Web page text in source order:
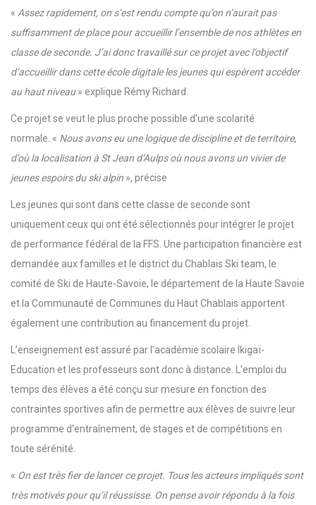
« Assez rapidement, on s’est rendu compte qu’on n’aurait pas
suffisamment de place pour accueillir l’ensemble de nos athlètes en
classe de seconde. J’ai donc travaillé sur ce projet avec l’objectif
d’accueillir dans cette école digitale les jeunes qui espèrent accéder
au haut niveau» explique Rémy Richard.
Ce projet se veut le plus proche possible d’une scolarité
normale. « Nous avons eu une logique de discipline et de territoire,
d’où la localisation à St Jean d’Aulps où nous avons un vivier de
jeunes espoirs du ski alpin », précise
Les jeunes qui sont dans cette classe de seconde sont
uniquement ceux qui ont été sélectionnés pour intégrer le projet
de performance fédéral de la FFS. Une participation financière est
demandée aux familles et le district du Chablais Ski team, le
comité de Ski de Haute-Savoie, le département de la Haute Savoie
et la Communauté de Communes du Haut Chablais apportent
également une contribution au financement du projet.
L’enseignement est assuré par l’académie scolaire Ikigaï-
Education et les professeurs sont donc à distance. L’emploi du
temps des élèves a été conçu sur mesure en fonction des
contraintes sportives afin de permettre aux élèves de suivre leur
programme d’entraînement, de stages et de compétitions en
toute sérénité.
« On est très fier de lancer ce projet. Tous les acteurs impliqués sont
très motivés pour qu’il réussisse. On pense avoir répondu à la fois